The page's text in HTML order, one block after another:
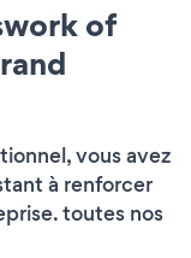
of
vous avez
à renforcer
toutes nos